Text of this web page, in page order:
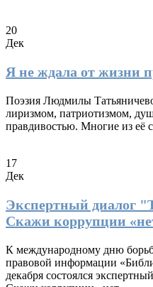
20
Дек
Я не ждала от жизни
Поэзия Людмилы
лиризмом, патриотизмом,
правдивостью. Многие из её
17
Дек
Экспертный диалог
Скажи коррупции
К международному дню
правовой информации
декабря состоялся